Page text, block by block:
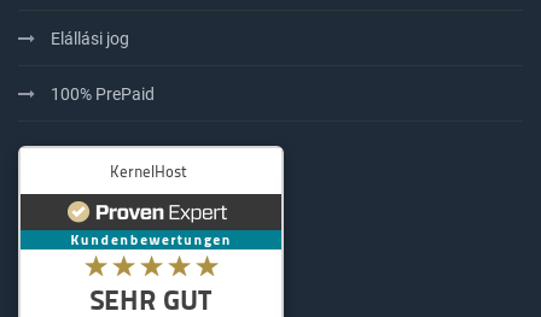
Elállási jog
100% PrePaid